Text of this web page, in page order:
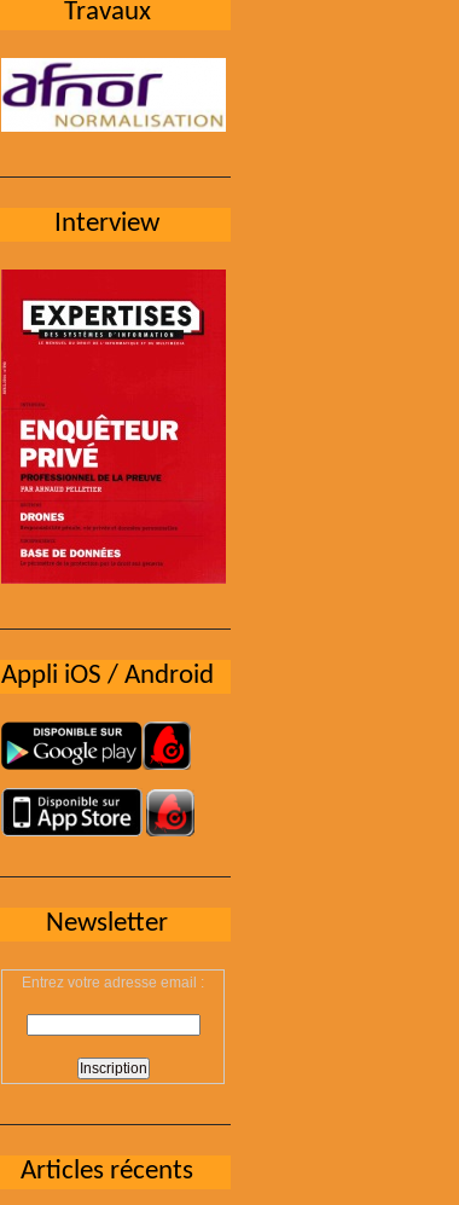
Travaux
Interview
Appli iOS / Android
Newsletter
Entrez votre adresse email :
Articles récents